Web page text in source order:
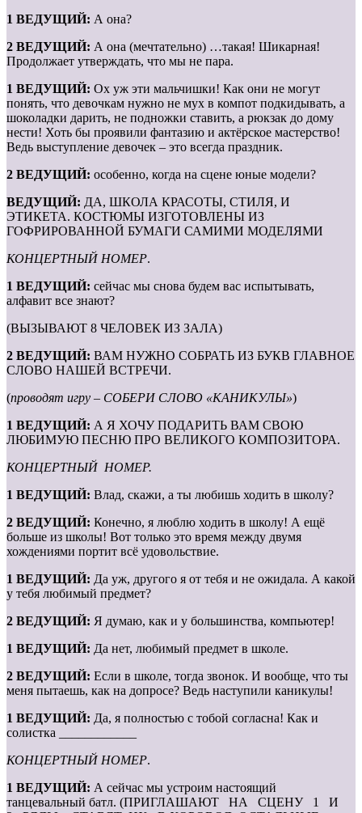
1 ВЕДУЩИЙ: А она?
2 ВЕДУЩИЙ: А она (мечтательно) …такая! Шикарная!
Продолжает утверждать, что мы не пара.
1 ВЕДУЩИЙ: Ох уж эти мальчишки! Как они не могут
понять, что девочкам нужно не мух в компот подкидывать, а
шоколадки дарить, не подножки ставить, а рюкзак до дому
нести! Хоть бы проявили фантазию и актёрское мастерство!
Ведь выступление девочек – это всегда праздник.
2 ВЕДУЩИЙ: особенно, когда на сцене юные модели?
ВЕДУЩИЙ: ДА, ШКОЛА КРАСОТЫ, СТИЛЯ, И
ЭТИКЕТА. КОСТЮМЫ ИЗГОТОВЛЕНЫ ИЗ
ГОФРИРОВАННОЙ БУМАГИ САМИМИ МОДЕЛЯМИ
КОНЦЕРТНЫЙ НОМЕР.
1 ВЕДУЩИЙ: сейчас мы снова будем вас испытывать,
алфавит все знают?
(ВЫЗЫВАЮТ 8 ЧЕЛОВЕК ИЗ ЗАЛА)
2 ВЕДУЩИЙ: ВАМ НУЖНО СОБРАТЬ ИЗ БУКВ ГЛАВНОЕ
СЛОВО НАШЕЙ ВСТРЕЧИ.
(проводят игру – СОБЕРИ СЛОВО «КАНИКУЛЫ»)
1 ВЕДУЩИЙ: А Я ХОЧУ ПОДАРИТЬ ВАМ СВОЮ
ЛЮБИМУЮ ПЕСНЮ ПРО ВЕЛИКОГО КОМПОЗИТОРА.
КОНЦЕРТНЫЙ НОМЕР.
1 ВЕДУЩИЙ: Влад, скажи, а ты любишь ходить в школу?
2 ВЕДУЩИЙ: Конечно, я люблю ходить в школу! А ещё
больше из школы! Вот только это время между двумя
хождениями портит всё удовольствие.
1 ВЕДУЩИЙ: Да уж, другого я от тебя и не ожидала. А какой
у тебя любимый предмет?
2 ВЕДУЩИЙ: Я думаю, как и у большинства, компьютер!
1 ВЕДУЩИЙ: Да нет, любимый предмет в школе.
2 ВЕДУЩИЙ: Если в школе, тогда звонок. И вообще, что ты
меня пытаешь, как на допросе? Ведь наступили каникулы!
1 ВЕДУЩИЙ: Да, я полностью с тобой согласна! Как и
солистка ____________
КОНЦЕРТНЫЙ НОМЕР.
1 ВЕДУЩИЙ: А сейчас мы устроим настоящий
танцевальный батл. (ПРИГЛАШАЮТ НА СЦЕНУ 1 И